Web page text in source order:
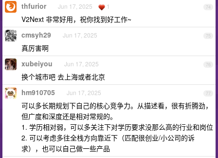
74
thfurior Jun 17, 2025 1
V2Next 非常好用，祝你找到好工作~
75
cmsyh29 Jun 17, 2025
真厉害啊
76
xubeiyou Jun 17, 2025
换个城市吧 去上海或者北京
77
hm910705 Jun 17, 2025
可以多长期规划下自己的核心竞争力。从描述看，很有折腾劲，
但广度和深度还是相对常规的。
1. 学历相对弱，可以多关注下对学历要求没那么高的行业和岗位
2. 可以考虑多往全栈方向靠近下（匹配很创业/小公司的诉
求），也可以自己做一些产品